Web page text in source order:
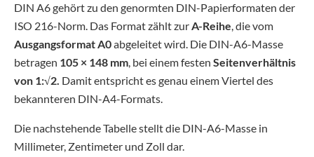
DIN A6 gehört zu den genormten DIN-Papierformaten der
ISO 216-Norm. Das Format zählt zurA-Reihe, die vom
Ausgangsformat A0abgeleitet wird. Die DIN-A6-Masse
betragen 105 × 148 mm, bei einem festen Seitenverhältnis
von 1:√2. Damit entspricht es genau einem Viertel des
bekannteren DIN-A4-Formats.
Die nachstehende Tabelle stellt die DIN-A6-Masse in
Millimeter, Zentimeter und Zoll dar.